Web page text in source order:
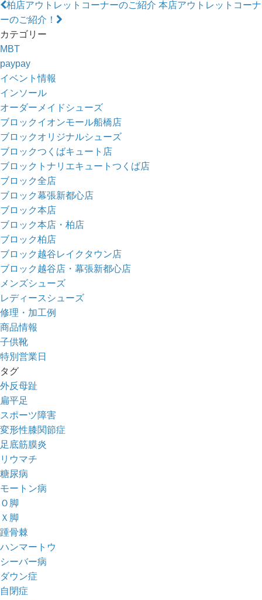
柏店アウトレットコーナーのご紹介 本店アウトレットコーナ
ーのご紹介！
カテゴリー
MBT
paypay
イベント情報
インソール
オーダーメイドシューズ
ブロックイオンモール船橋店
ブロックオリジナルシューズ
ブロックつくばキュート店
ブロックトナリエキュートつくば店
ブロック全店
ブロック幕張新都心店
ブロック本店
ブロック本店・柏店
ブロック柏店
ブロック越谷レイクタウン店
ブロック越谷店・幕張新都心店
メンズシューズ
レディースシューズ
修理・加工例
商品情報
子供靴
特別営業日
タグ
外反母趾
扁平足
スポーツ障害
変形性膝関節症
足底筋膜炎
リウマチ
糖尿病
モートン病
Ｏ脚
Ｘ脚
踵骨棘
ハンマートウ
シーバー病
ダウン症
自閉症